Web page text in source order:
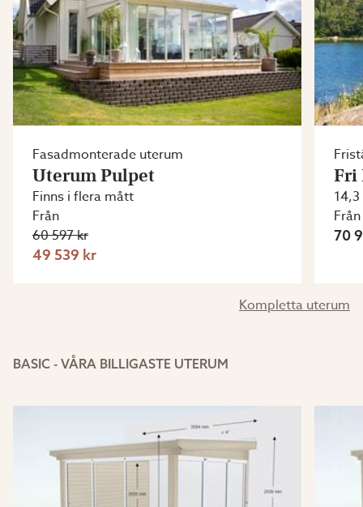
Fasadmonterade uterum
Uterum Pulpet
Finns i flera mått
Från
60 597 kr
49 539 kr
Fri
14,3
Från
70
Kompletta uterum
BASIC - VÅRA BILLIGASTE UTERUM